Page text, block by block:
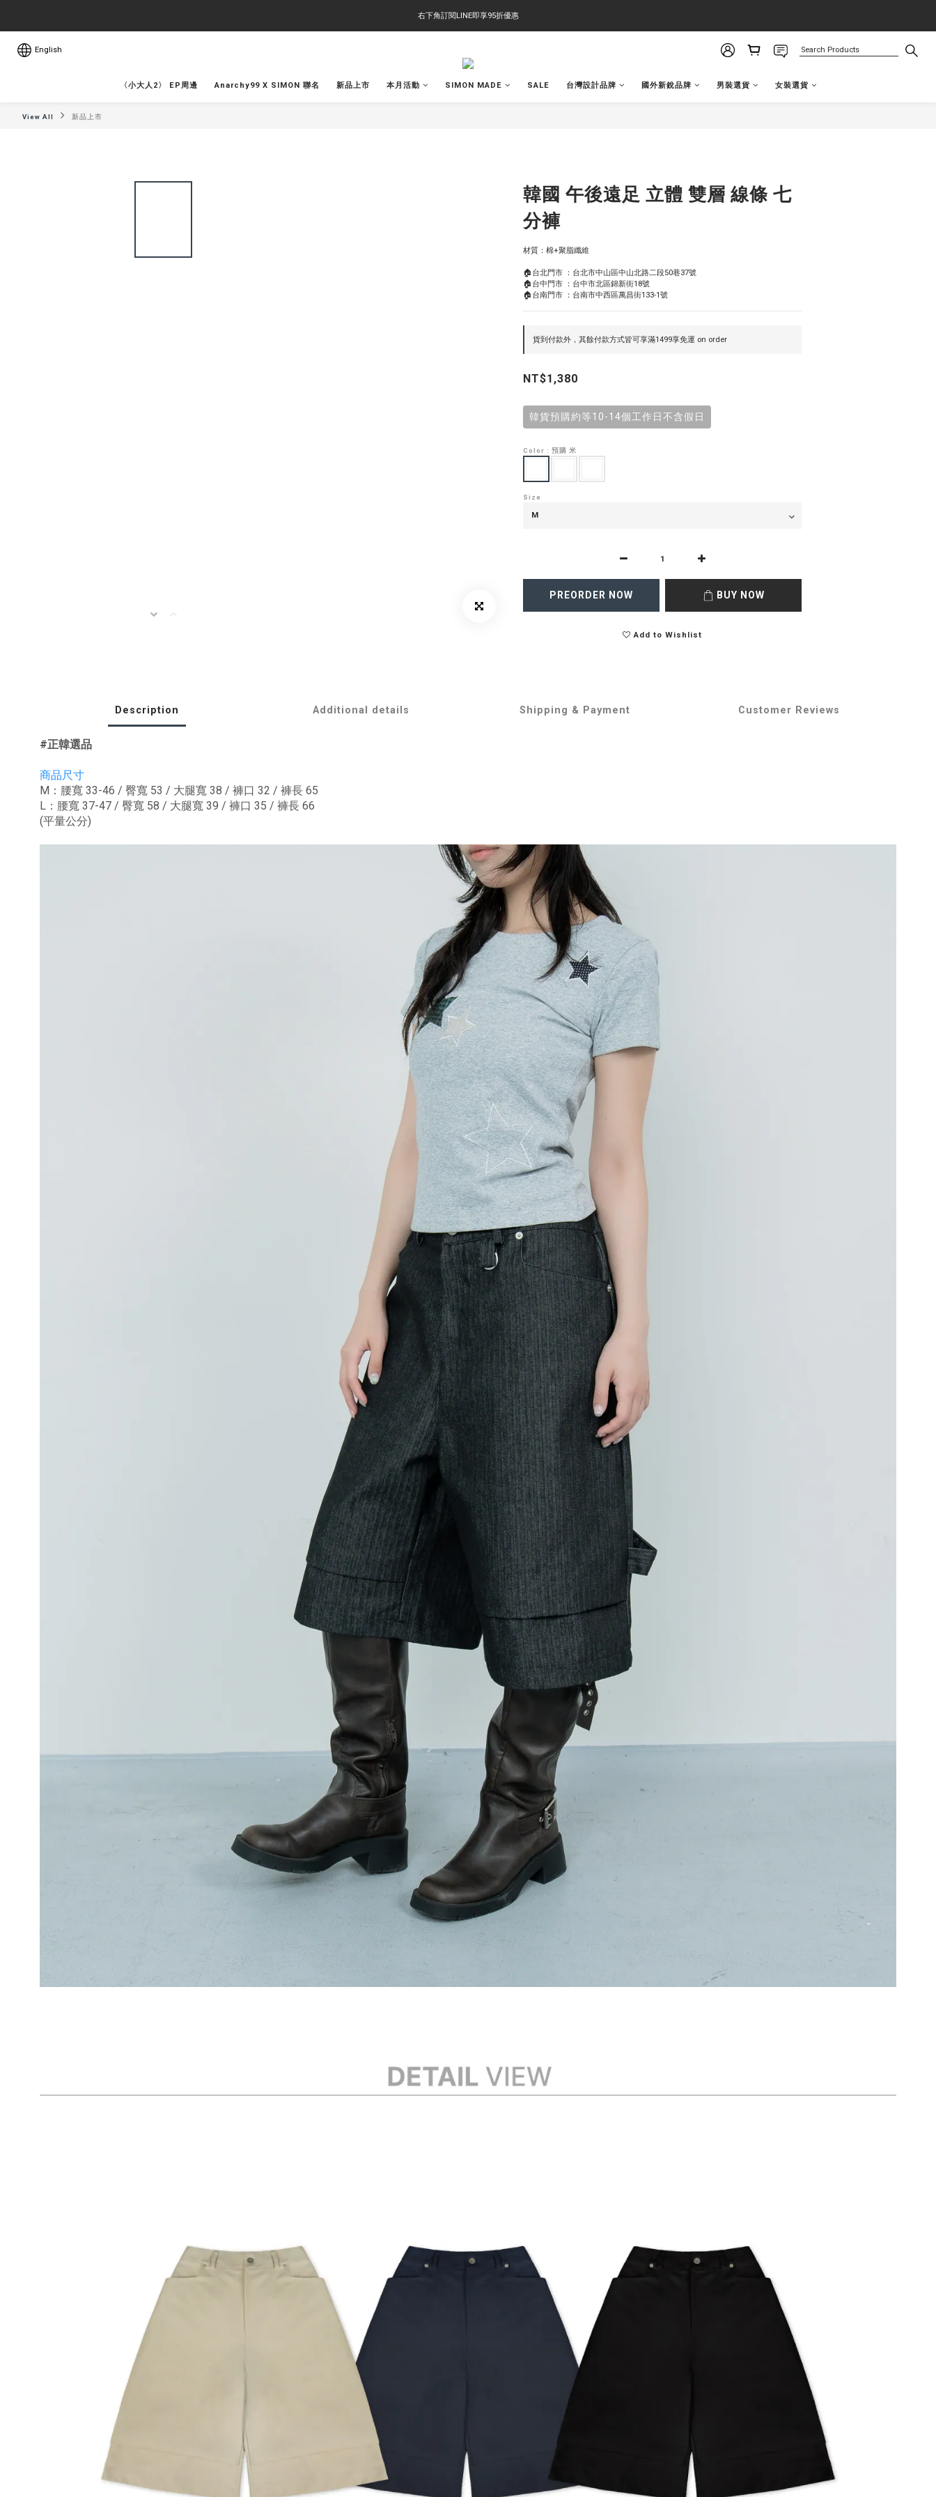
右下角訂閱LINE即享95折優惠
右下角訂閱LINE即享95折優惠
English
〈小大人2〉 EP周邊 Anarchy99 X SIMON 聯名 新品上市 本月活動 SIMON MADE SALE 台灣設計品牌 國外新銳品牌 男裝選貨 女裝選貨
View All 新品上市
韓國 午後遠足 立體 雙層 線條 七
分褲
材質：棉+聚脂纖維
🏠台北門市 ：台北市中山區中山北路二段50巷37號
🏠台中門市 ：台中市北區錦新街18號
🏠台南門市 ：台南市中西區萬昌街133-1號
貨到付款外，其餘付款方式皆可享滿1499享免運 on order
NT$1,380
韓貨預購約等10-14個工作日不含假日
Color : 預購 米
Size
PREORDER NOW BUY NOW
Add to Wishlist
Description Additional details Shipping & Payment Customer Reviews
#正韓選品
商品尺寸
M：腰寬 33-46 / 臀寬 53 / 大腿寬 38 / 褲口 32 / 褲長 65
L：腰寬 37-47 / 臀寬 58 / 大腿寬 39 / 褲口 35 / 褲長 66
(平量公分)